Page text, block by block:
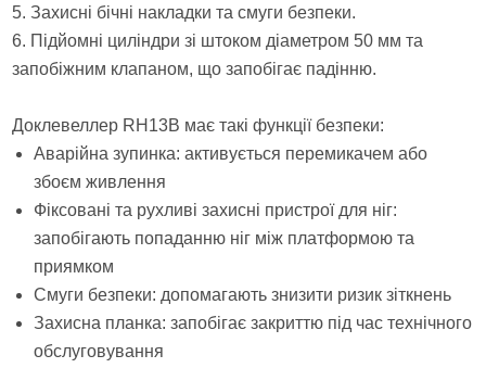
5. Захисні бічні накладки та смуги безпеки.
6. Підйомні циліндри зі штоком діаметром 50 мм та
запобіжним клапаном, що запобігає падінню.
Доклевеллер RH13B має такі функції безпеки:
Аварійна зупинка: активується перемикачем або
збоєм живлення
Фіксовані та рухливі захисні пристрої для ніг:
запобігають попаданню ніг між платформою та
приямком
Смуги безпеки: допомагають знизити ризик зіткнень
Захисна планка: запобігає закриттю під час технічного
обслуговування